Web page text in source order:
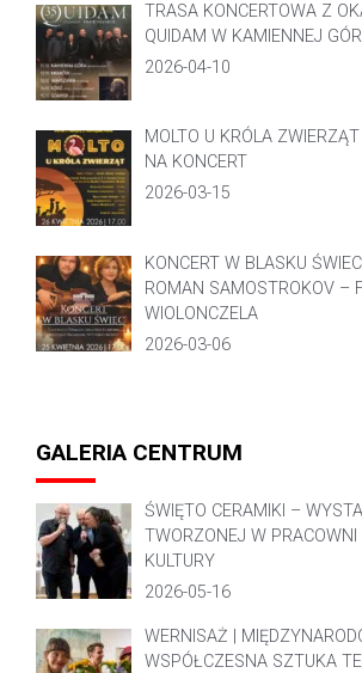
TRASA KONCERTOWA Z
QUIDAM W KAMIENNEJ
2026-04-10
MOLTO U KRÓLA
NA KONCERT
2026-03-15
KONCERT W BLASKU
ROMAN SAMOSTROKOV –
WIOLONCZELA
2026-03-06
GALERIA CENTRUM
ŚWIĘTO CERAMIKI –
TWORZONEJ W PRACOWNI
KULTURY
2026-05-16
WERNISAŻ |
WSPÓŁCZESNA SZTUKA